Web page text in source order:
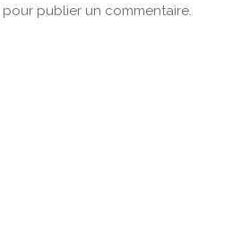
pour publier un commentaire.